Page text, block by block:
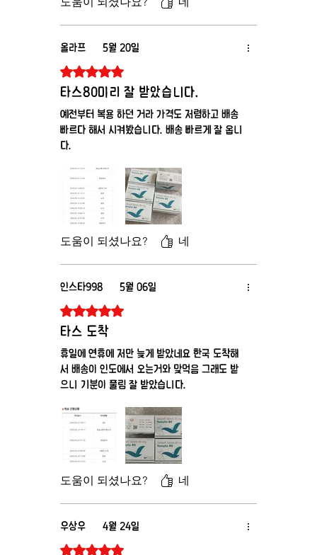
올라프 5월 20일
별점 5점 중 5점을 주었습니다.
타스80미리 잘 받았습니다.
예전부터 복용 하던 거라 가격도 저렴하고 배송
빠르다 해서 시켜봤습니다. 배송 빠르게 잘 옵니
다.
도움이 되셨나요? 네
인스타998 5월 06일
별점 5점 중 5점을 주었습니다.
타스 도착
휴일에 연휴에 저만 늦게 받았네요 한국 도착해
서 배송이 인도에서 오는거와 맞먹음 그래도 받
으니 기분이 풀림 잘 받았습니다.
도움이 되셨나요? 네
우상우 4월 24일
별점 5점 중 5점을 주었습니다.